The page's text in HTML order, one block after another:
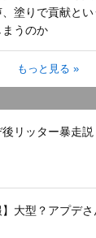
塗りで貢献とい
うのか
もっと見る »
リッター暴走説
】大型？アプデ